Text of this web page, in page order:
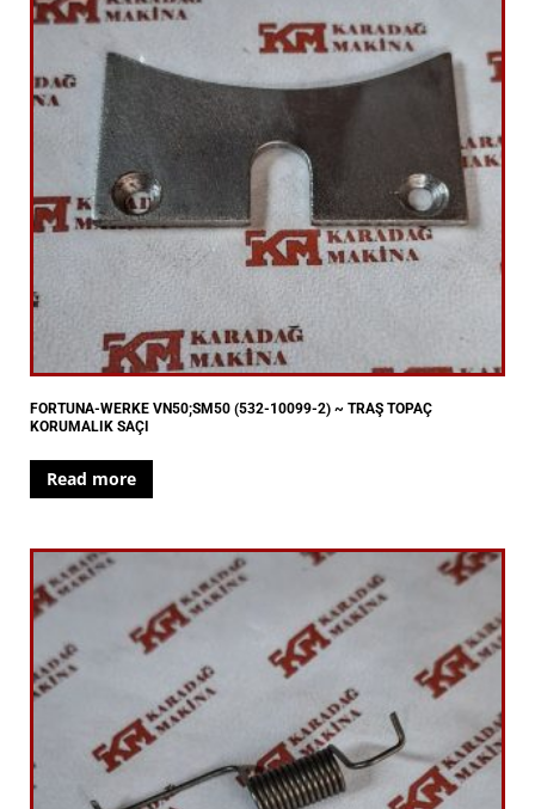
FORTUNA-WERKE VN50;SM50 (532-10099-2) ~ TRAŞ TOPAÇ
KORUMALIK SAÇI
Read more